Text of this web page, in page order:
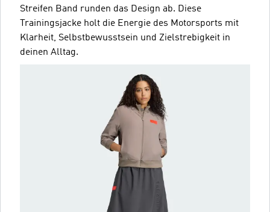
Streifen Band runden das Design ab. Diese
Trainingsjacke holt die Energie des Motorsports mit
Klarheit, Selbstbewusstsein und Zielstrebigkeit in
deinen Alltag.